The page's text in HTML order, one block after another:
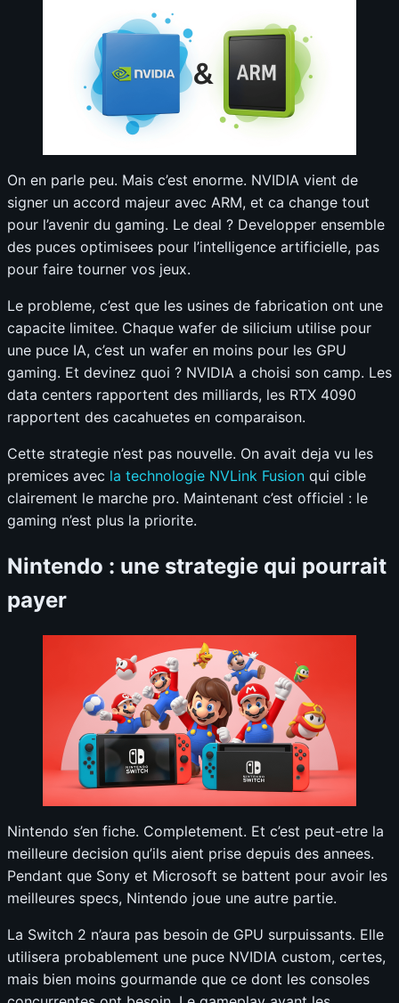
On en parle peu. Mais c’est enorme. NVIDIA vient de
signer un accord majeur avec ARM, et ca change tout
pour l’avenir du gaming. Le deal ? Developper ensemble
des puces optimisees pour l’intelligence artificielle, pas
pour faire tourner vos jeux.
Le probleme, c’est que les usines de fabrication ont une
capacite limitee. Chaque wafer de silicium utilise pour
une puce IA, c’est un wafer en moins pour les GPU
gaming. Et devinez quoi ? NVIDIA a choisi son camp. Les
data centers rapportent des milliards, les RTX 4090
rapportent des cacahuetes en comparaison.
Cette strategie n’est pas nouvelle. On avait deja vu les
premices avec la technologie NVLink Fusion qui cible
clairement le marche pro. Maintenant c’est officiel : le
gaming n’est plus la priorite.
Nintendo : une strategie qui pourrait
payer
Nintendo s’en fiche. Completement. Et c’est peut-etre la
meilleure decision qu’ils aient prise depuis des annees.
Pendant que Sony et Microsoft se battent pour avoir les
meilleures specs, Nintendo joue une autre partie.
La Switch 2 n’aura pas besoin de GPU surpuissants. Elle
utilisera probablement une puce NVIDIA custom, certes,
mais bien moins gourmande que ce dont les consoles